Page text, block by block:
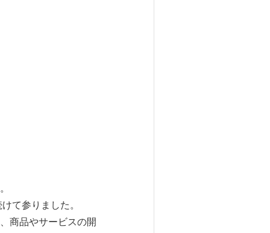
て参りました。
商品やサービスの開